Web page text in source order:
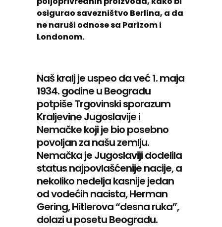
osigurao savezništvo Berlina, a da
ne naruši odnose sa Parizom i
Londonom.
Naš kralj je uspeo da već 1. maja
1934. godine u Beogradu
potpiše Trgovinski sporazum
Kraljevine Jugoslavije i
Nemačke koji je bio posebno
povoljan za našu zemlju.
Nemačka je Jugoslaviji dodelila
status najpovlašćenije nacije, a
nekoliko nedelja kasnije jedan
od vodećih nacista, Herman
Gering, Hitlerova “desna ruka”,
dolazi u posetu Beogradu.